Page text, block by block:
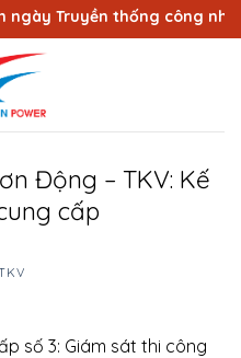
Truyền thống công nhân
Động – TKV: Kế
cấp
số 3: Giám sát thi công